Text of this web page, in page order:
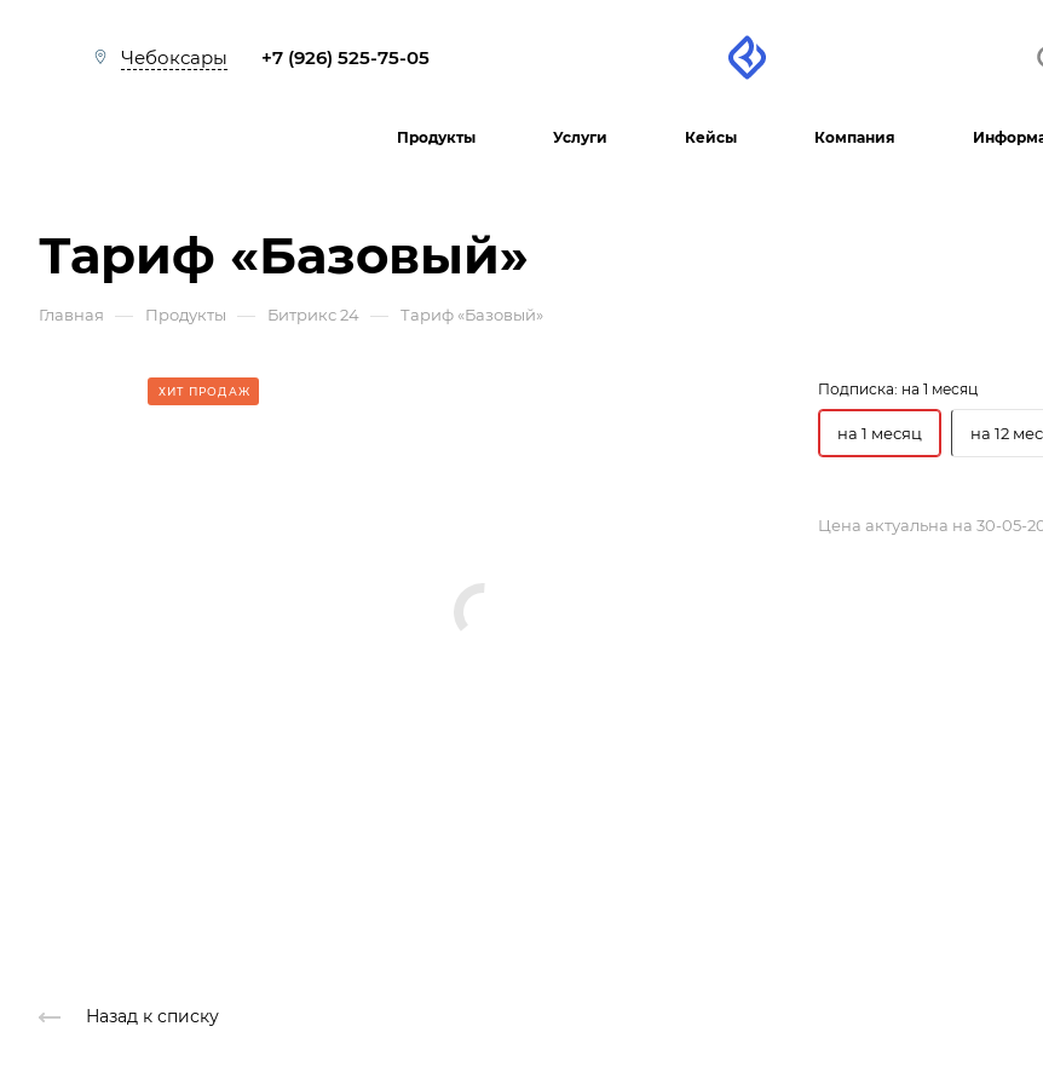
Чебоксары +7 (926) 525-75-05
Продукты Услуги Кейсы Компания
Тариф «Базовый»
Главная — Продукты — Битрикс 24 — Тариф «Базовый»
ХИТ ПРОДАЖ Подписка: на 1 месяц
на 1 месяц на 12
Цена актуальна на 30-05-
Назад к списку